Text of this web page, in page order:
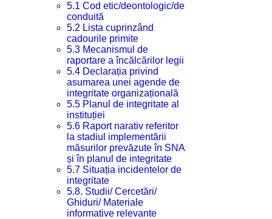
5.1 Cod etic/deontologic/de
conduită
5.2 Lista cuprinzând
cadourile primite
5.3 Mecanismul de
raportare a încălcărilor legii
5.4 Declarația privind
asumarea unei agende de
integritate organizațională
5.5 Planul de integritate al
instituției
5.6 Raport narativ referitor
la stadiul implementării
măsurilor prevăzute în SNA
și în planul de integritate
5.7 Situația incidentelor de
integritate
5.8. Studii/ Cercetări/
Ghiduri/ Materiale
informative relevante